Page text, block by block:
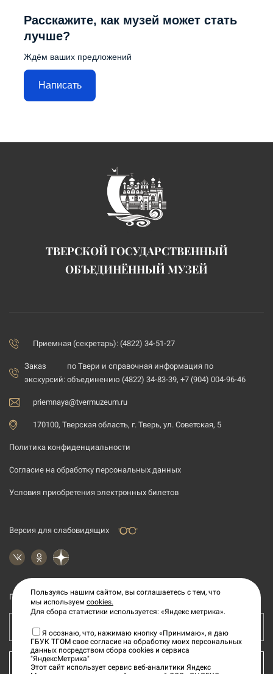
Расскажите, как музей может стать
лучше?
Ждём ваших предложений
Написать
ТВЕРСКОЙ ГОСУДАРСТВЕННЫЙ
ОБЪЕДИНЁННЫЙ МУЗЕЙ
Приемная (секретарь): (4822) 34-51-27
Заказ
экскурсий:
по Твери и справочная информация по
объединению (4822) 34-83-39, +7 (904) 004-96-46
priemnaya@tvermuzeum.ru
170100, Тверская область, г. Тверь, ул. Советская, 5
Политика конфиденциальности
Согласие на обработку персональных данных
Условия приобретения электронных билетов
Версия для слабовидящих
Подпишитесь на рассылку новостей
Ваш e-mail адрес
КУПИТЬ БИЛЕТ
Пользуясь нашим сайтом, вы соглашаетесь с тем, что
мы используем cookies.
Для сбора статистики используется: «Яндекс метрика».
Я осознаю, что, нажимаю кнопку «Принимаю», я даю
ГБУК ТГОМ свое согласие на обработку моих персональных
данных посредством сбора cookies и сервиса
"ЯндексМетрика"
Этот сайт использует сервис веб-аналитики Яндекс